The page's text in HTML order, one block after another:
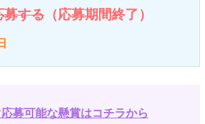
募する （応募期間終了）
募可能な懸賞はコチラから